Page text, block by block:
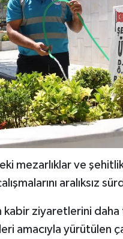
mezarlıklar ve
aralıksız
kabir ziyaretlerini
amacıyla yürütülen